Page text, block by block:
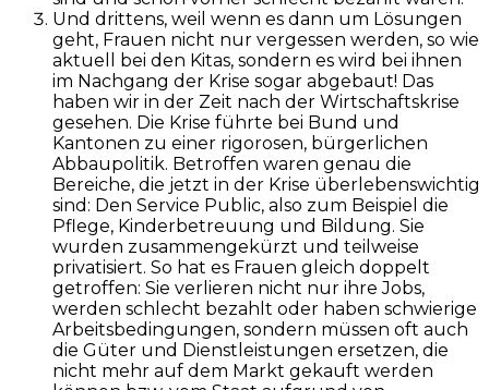
Und drittens, weil wenn es dann um Lösungen
geht, Frauen nicht nur vergessen werden, so wie
aktuell bei den Kitas, sondern es wird bei ihnen
im Nachgang der Krise sogar abgebaut! Das
haben wir in der Zeit nach der Wirtschaftskrise
gesehen. Die Krise führte bei Bund und
Kantonen zu einer rigorosen, bürgerlichen
Abbaupolitik. Betroffen waren genau die
Bereiche, die jetzt in der Krise überlebenswichtig
sind: Den Service Public, also zum Beispiel die
Pflege, Kinderbetreuung und Bildung. Sie
wurden zusammengekürzt und teilweise
privatisiert. So hat es Frauen gleich doppelt
getroffen: Sie verlieren nicht nur ihre Jobs,
werden schlecht bezahlt oder haben schwierige
Arbeitsbedingungen, sondern müssen oft auch
die Güter und Dienstleistungen ersetzen, die
nicht mehr auf dem Markt gekauft werden